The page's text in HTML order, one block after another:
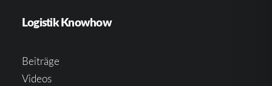
Logistik Knowhow
Beiträge
Videos